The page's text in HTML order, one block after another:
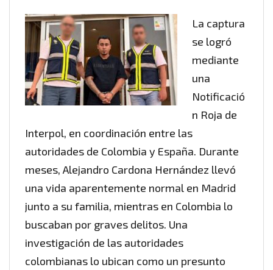
La captura
se logró
mediante
una
Notificació
n Roja de
Interpol, en coordinación entre las
autoridades de Colombia y España. Durante
meses, Alejandro Cardona Hernández llevó
una vida aparentemente normal en Madrid
junto a su familia, mientras en Colombia lo
buscaban por graves delitos. Una
investigación de las autoridades
colombianas lo ubican como un presunto